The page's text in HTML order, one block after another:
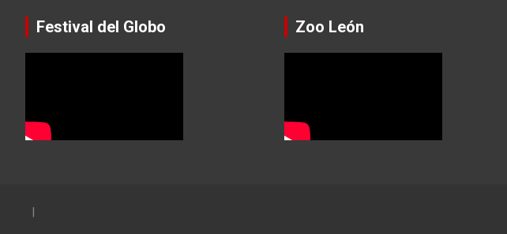
Festival del Globo Zoo León